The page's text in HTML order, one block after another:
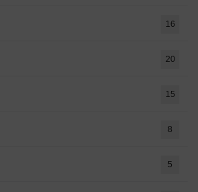
16
20
15
8
5